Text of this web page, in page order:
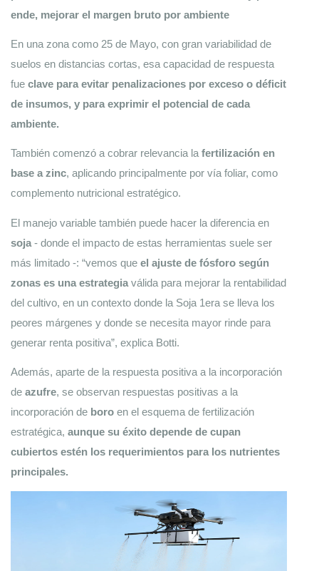
ende, mejorar el margen bruto por ambiente
En una zona como 25 de Mayo, con gran variabilidad de
suelos en distancias cortas, esa capacidad de respuesta
fue clave para evitar penalizaciones por exceso o déficit
de insumos, y para exprimir el potencial de cada
ambiente.
También comenzó a cobrar relevancia la fertilización en
base a zinc, aplicando principalmente por vía foliar, como
complemento nutricional estratégico.
soja - donde el impacto de estas herramientas suele ser
más limitado -: “vemos que el ajuste de fósforo según
zonas es una estrategia válida para mejorar la rentabilidad
del cultivo, en un contexto donde la Soja 1era se lleva los
peores márgenes y donde se necesita mayor rinde para
generar renta positiva”, explica Botti.
Además, aparte de la respuesta positiva a la incorporación
de azufre, se observan respuestas positivas a la
incorporación de boro en el esquema de fertilización
estratégica, aunque su éxito depende de cupan
cubiertos estén los requerimientos para los nutrientes
principales.